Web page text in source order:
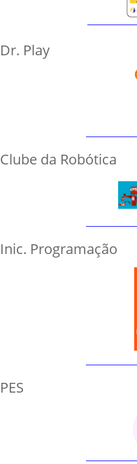
Dr. Play
Clube da Robótica
Inic. Programação
PES